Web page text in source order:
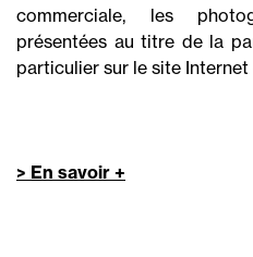
commerciale, les
présentées au titre de la
particulier sur le site
> En savoir +